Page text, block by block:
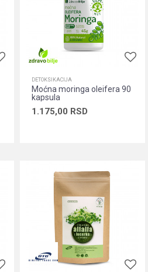
DETOKSIKACIJA
Moćna moringa oleifera 90
kapsula
1.175,00 RSD